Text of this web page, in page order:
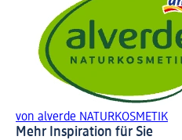
von alverde NATURKOSMETIK
Mehr Inspiration für Sie